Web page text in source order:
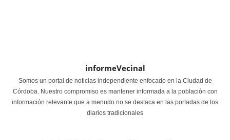
informeVecinal
Somos un portal de noticias independiente enfocado en la Ciudad de
Córdoba. Nuestro compromiso es mantener informada a la población con
información relevante que a menudo no se destaca en las portadas de los
diarios tradicionales